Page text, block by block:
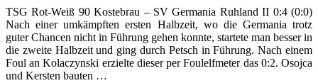
TSG Rot-Weiß 90 Kostebrau – SV Germania Ruhland II 0:4 (0:0)
Nach einer umkämpften ersten Halbzeit, wo die Germania trotz
guter Chancen nicht in Führung gehen konnte, startete man besser in
die zweite Halbzeit und ging durch Petsch in Führung. Nach einem
Foul an Kolaczynski erzielte dieser per Foulelfmeter das 0:2. Osojca
und Kersten bauten …